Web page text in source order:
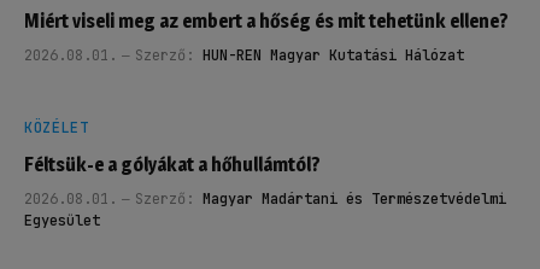
Miért viseli meg az embert a hőség és mit tehetünk ellene?
2026.08.01. Szerző: HUN-REN Magyar Kutatási Hálózat
KÖZÉLET
Féltsük-e a gólyákat a hőhullámtól?
2026.08.01. Szerző: Magyar Madártani és Természetvédelmi
Egyesület